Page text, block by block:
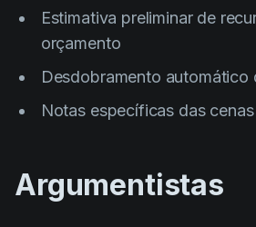
Script coverage
Storyboards
Technologies
Estimativa preliminar de
orçamento
Desdobramento automático
Notas específicas das cenas
Argumentistas